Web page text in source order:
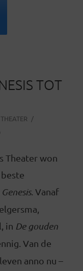
TOT
THEATER
Theater won
Genesis. Vanaf
in De gouden
Van de
anno nu –